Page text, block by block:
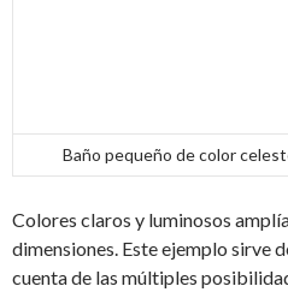
Baño pequeño de color
Colores claros y luminosos
dimensiones. Este ejemplo sirve
cuenta de las múltiples